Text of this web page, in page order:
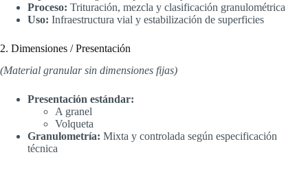
Proceso: Trituración, mezcla y clasificación granulométrica
Uso: Infraestructura vial y estabilización de superficies
2. Dimensiones / Presentación
(Material granular sin dimensiones fijas)
Presentación estándar:
A granel
Volqueta
Granulometría: Mixta y controlada según especificación
técnica